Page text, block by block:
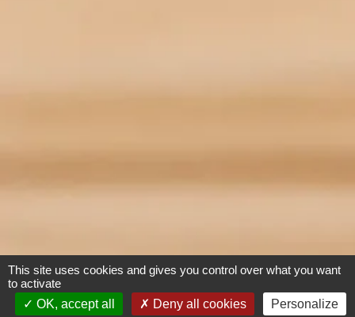
This site uses cookies and gives you control over what you want
to activate
OK, accept all
Deny all cookies
Personalize